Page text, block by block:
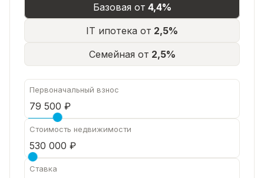
Базовая от 4,4%
IT ипотека от 2,5%
Семейная от 2,5%
Первоначальный взнос
Стоимость недвижимости
Ставка